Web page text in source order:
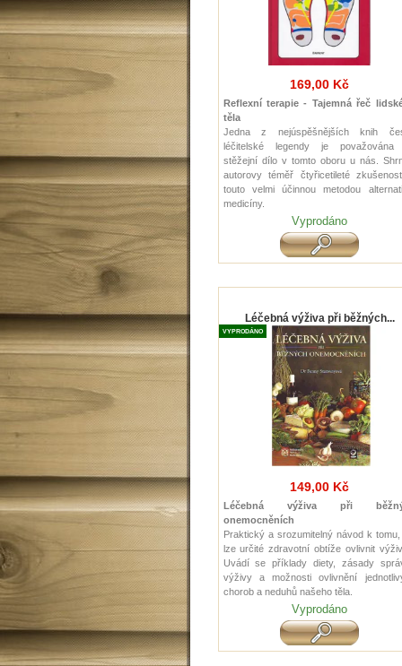
169,00 Kč
Reflexní terapie - Tajemná řeč
těla
Jedna z nejúspěšnějších knih
léčitelské legendy je považována
stěžejní dílo v tomto oboru u nás.
autorovy téměř čtyřicetileté
touto velmi účinnou metodou
medicíny.
Vyprodáno
Léčebná výživa při běžných...
VYPRODÁNO
149,00 Kč
Léčebná výživa při
onemocněních
Praktický a srozumitelný návod k
lze určité zdravotní obtíže ovlivnit
Uvádí se příklady diety, zásady
výživy a možnosti ovlivnění
chorob a neduhů našeho těla.
Vyprodáno